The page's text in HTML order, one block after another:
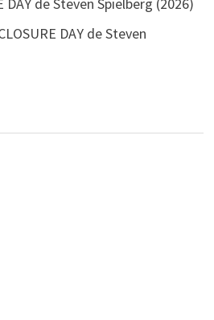
DAY de Steven Spielberg (2026)
DAY de Steven